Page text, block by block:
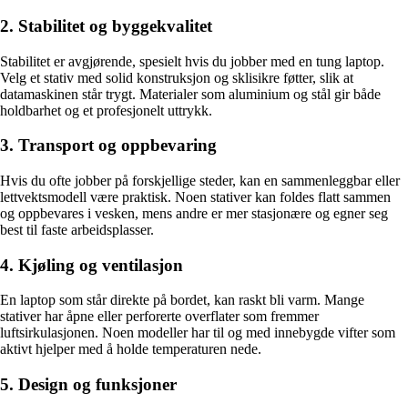
2. Stabilitet og byggekvalitet
Stabilitet er avgjørende, spesielt hvis du jobber med en tung laptop.
Velg et stativ med solid konstruksjon og sklisikre føtter, slik at
datamaskinen står trygt. Materialer som aluminium og stål gir både
holdbarhet og et profesjonelt uttrykk.
3. Transport og oppbevaring
Hvis du ofte jobber på forskjellige steder, kan en sammenleggbar eller
lettvektsmodell være praktisk. Noen stativer kan foldes flatt sammen
og oppbevares i vesken, mens andre er mer stasjonære og egner seg
best til faste arbeidsplasser.
4. Kjøling og ventilasjon
En laptop som står direkte på bordet, kan raskt bli varm. Mange
stativer har åpne eller perforerte overflater som fremmer
luftsirkulasjonen. Noen modeller har til og med innebygde vifter som
aktivt hjelper med å holde temperaturen nede.
5. Design og funksjoner